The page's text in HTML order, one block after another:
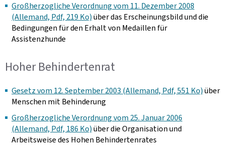
Großherzogliche Verordnung vom 11. Dezember 2008
(Allemand, Pdf, 219 Ko)über das Erscheinungsbild und die
Bedingungen für den Erhalt von Medaillen für
Assistenzhunde
Hoher Behindertenrat
Gesetz vom 12. September 2003 (Allemand, Pdf, 551 Ko)über
Menschen mit Behinderung
Großherzogliche Verordnung vom 25. Januar 2006
(Allemand, Pdf, 186 Ko)über die Organisation und
Arbeitsweise des Hohen Behindertenrates